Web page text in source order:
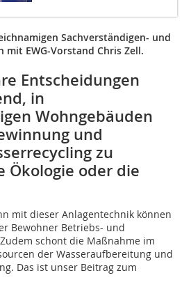
Sachverständigen- und
mit EWG-Vorstand Chris Zell.
Entscheidungen
in
Wohngebäuden
und
zu
Ökologie oder die
mit dieser Anlagentechnik können
Bewohner Betriebs- und
schont die Maßnahme im
der Wasseraufbereitung und
Das ist unser Beitrag zum